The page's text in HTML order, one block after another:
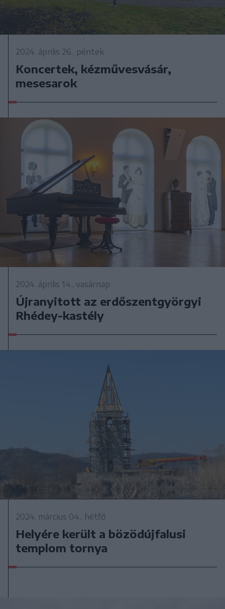
2024. április 26., péntek
Koncertek, kézművesvásár,
mesesarok
2024. április 14., vasárnap
Újranyitott az erdőszentgyörgyi
Rhédey-kastély
2024. március 04., hétfő
Helyére került a bözödújfalusi
templom tornya